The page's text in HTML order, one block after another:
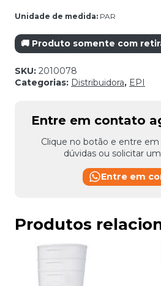
Unidade de medida: PAR
🚚 Produto somente com
SKU: 2010078
Categorias: Distribuidora, EPI
Entre em contato
Clique no botão e entre
dúvidas ou solicitar
Entre em
Produtos